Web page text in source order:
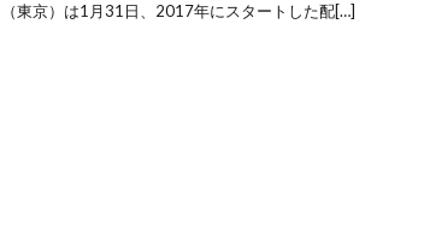
（東京）は1月31日、2017年にスタートした配[…]